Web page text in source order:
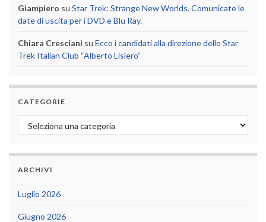
Giampiero su Star Trek: Strange New Worlds. Comunicate le
date di uscita per i DVD e Blu Ray.
Chiara Cresciani su Ecco i candidati alla direzione dello Star
Trek Italian Club “Alberto Lisiero”
CATEGORIE
Categorie
ARCHIVI
Luglio 2026
Giugno 2026